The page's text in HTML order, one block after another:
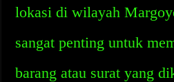
lokasi di wilayah
sangat penting untuk
barang atau surat yang